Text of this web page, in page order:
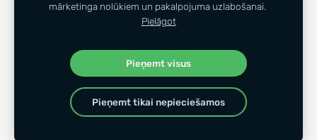
PAR MUMS
NOTEIKUMI SĪKDATNES
© 2026 udbu.eu
mārketinga nolūkiem un pakalpojuma uzlabošanai.
Pielāgot
Pieņemt visus
Pieņemt tikai nepieciešamos